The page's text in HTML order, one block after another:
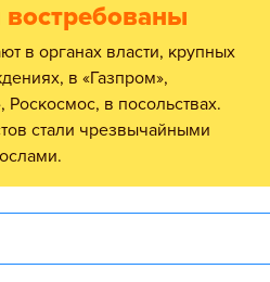
в «Газпром»,
Роскосмос, в посольствах.
стали чрезвычайными